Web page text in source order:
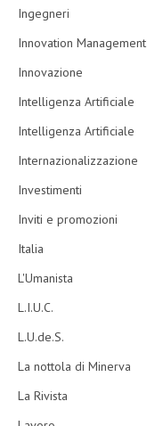
Ingegneri
Innovation Management
Innovazione
Intelligenza Artificiale
Intelligenza Artificiale
Internazionalizzazione
Investimenti
Inviti e promozioni
Italia
L'Umanista
L.I.U.C.
L.U.de.S.
La nottola di Minerva
La Rivista